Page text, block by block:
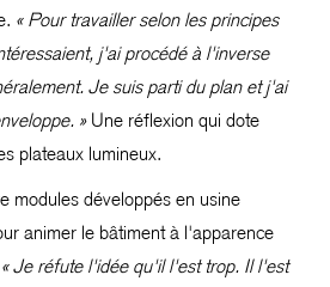
« Pour travailler selon les principes
j'ai procédé à l'inverse
Je suis parti du plan et j'ai
»Une réflexion qui dote
plateaux lumineux.
modules développés en usine
animer le bâtiment à l'apparence
« Je réfute l'idée qu'il l'est trop. Il l'est